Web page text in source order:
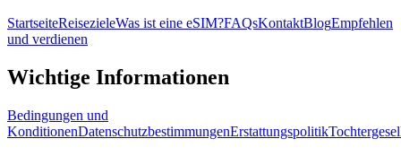
StartseiteReisezieleWas ist eine eSIM?FAQsKontaktBlogEmpfehlen
und verdienen
Wichtige Informationen
Bedingungen und
KonditionenDatenschutzbestimmungenErstattungspolitik